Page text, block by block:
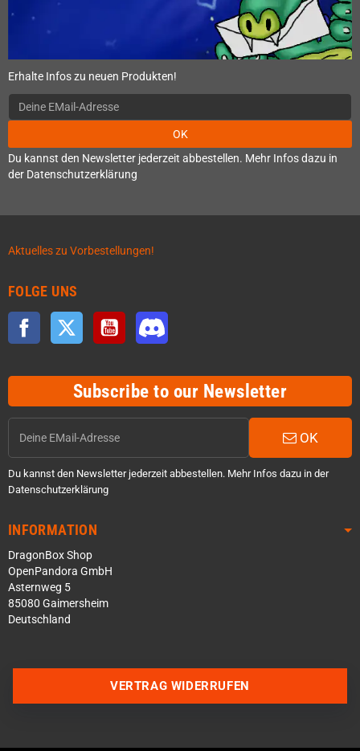
Erhalte Infos zu neuen Produkten!
OK
Du kannst den Newsletter jederzeit abbestellen. Mehr Infos dazu in
der Datenschutzerklärung
Aktuelles zu Vorbestellungen!
FOLGE UNS
Facebook Twitter YouTube
Subscribe to our Newsletter
OK
Du kannst den Newsletter jederzeit abbestellen. Mehr Infos dazu in der
Datenschutzerklärung
INFORMATION
DragonBox Shop
OpenPandora GmbH
Asternweg 5
85080 Gaimersheim
Deutschland
VERTRAG WIDERRUFEN